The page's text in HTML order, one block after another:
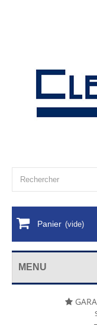
Panier (vide)
MENU